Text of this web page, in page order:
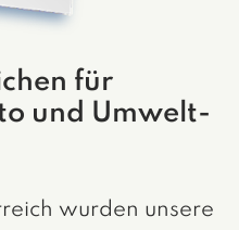
für
und Umwelt-
wurden unsere